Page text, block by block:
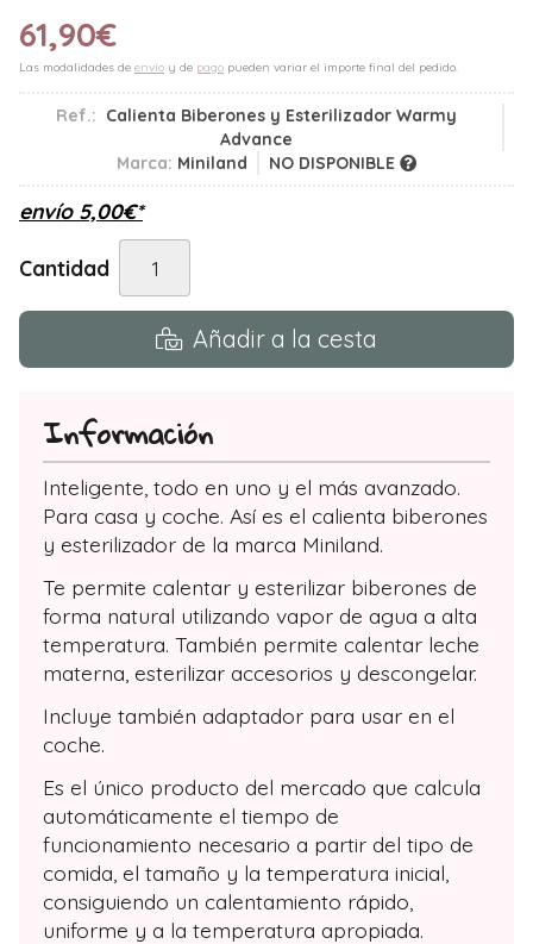
61,90€
Las modalidades de envío y de pago pueden variar el importe final del pedido.
Ref.: Calienta Biberones y Esterilizador Warmy
Advance
Marca: Miniland NO DISPONIBLE
envío 5,00€*
Cantidad
Añadir a la cesta
Información
Inteligente, todo en uno y el más avanzado.
Para casa y coche. Así es el calienta biberones
y esterilizador de la marca Miniland.
Te permite calentar y esterilizar biberones de
forma natural utilizando vapor de agua a alta
temperatura. También permite calentar leche
materna, esterilizar accesorios y descongelar.
Incluye también adaptador para usar en el
coche.
Es el único producto del mercado que calcula
automáticamente el tiempo de
funcionamiento necesario a partir del tipo de
comida, el tamaño y la temperatura inicial,
consiguiendo un calentamiento rápido,
uniforme y a la temperatura apropiada.